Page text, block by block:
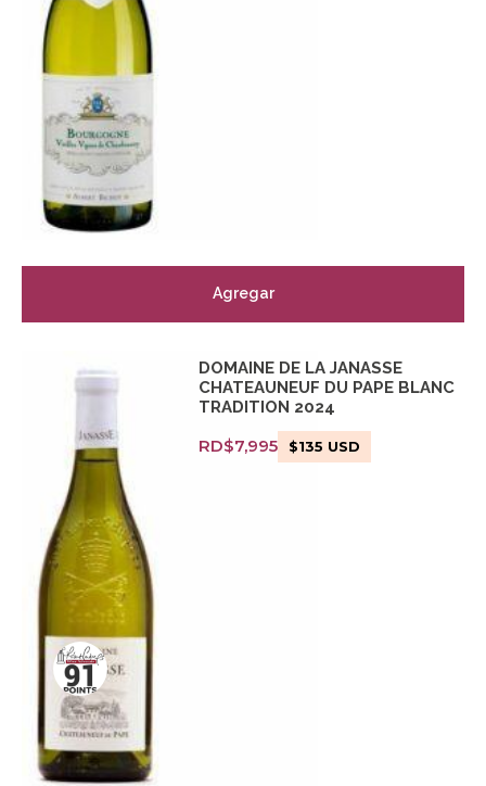
Agregar
DOMAINE DE LA JANASSE
CHATEAUNEUF DU PAPE BLANC
TRADITION 2024
RD$7,995 $135 USD